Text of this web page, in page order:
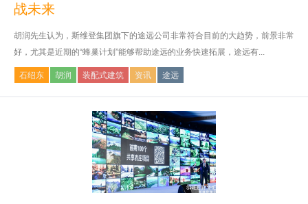
战未来
胡润先生认为，斯维登集团旗下的途远公司非常符合目前的大趋势，前景非常
好，尤其是近期的“蜂巢计划”能够帮助途远的业务快速拓展，途远有...
石绍东 胡润 装配式建筑 资讯 途远